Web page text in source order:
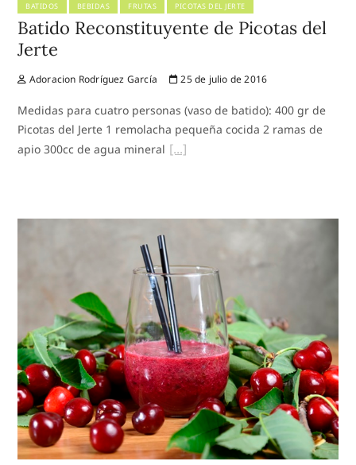
BATIDOS BEBIDAS FRUTAS PICOTAS DEL JERTE
Batido Reconstituyente de Picotas del
Jerte
Adoracion Rodríguez García 25 de julio de 2016
Medidas para cuatro personas (vaso de batido): 400 gr de
Picotas del Jerte 1 remolacha pequeña cocida 2 ramas de
apio 300cc de agua mineral